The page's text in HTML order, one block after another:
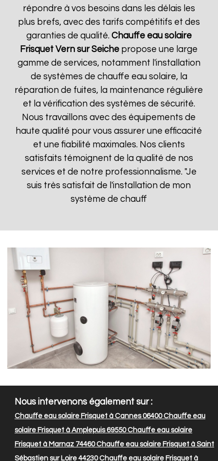
répondre à vos besoins dans les délais les
plus brefs, avec des tarifs compétitifs et des
garanties de qualité. Chauffe eau solaire
Frisquet Vern sur Seiche propose une large
gamme de services, notamment l'installation
de systèmes de chauffe eau solaire, la
réparation de fuites, la maintenance régulière
et la vérification des systèmes de sécurité.
Nous travaillons avec des équipements de
haute qualité pour vous assurer une efficacité
et une fiabilité maximales. Nos clients
satisfaits témoignent de la qualité de nos
services et de notre professionnalisme. "Je
suis très satisfait de l'installation de mon
système de chauff
Nous intervenons également sur :
Chauffe eau solaire Frisquet à Cannes 06400Chauffe eau
solaire Frisquet à Amplepuis 69550Chauffe eau solaire
Frisquet à Marnaz 74460Chauffe eau solaire Frisquet à Saint
Sébastien sur Loire 44230Chauffe eau solaire Frisquet à